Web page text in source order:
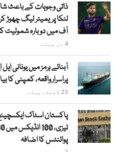
ذاتی وجوہات کے باعث
لنکا پریمیئر لیگ چھوڑ
آف میں دوبارہ شمولیت
4 دن پہلے
آبنائے ہرمز میں یونانی
پراسرار واقعہ، کمپنی کا
23 گھنٹے پہلے
پاکستان اسٹاک
پوائنٹس کا اضافہ